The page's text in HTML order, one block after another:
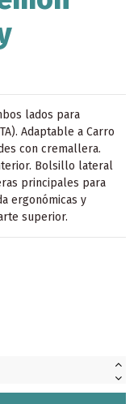
lados para
Adaptable a Carro
con cremallera.
Bolsillo lateral
principales para
ergonómicas y
superior.